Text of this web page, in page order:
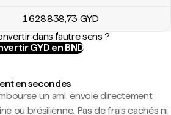
1 628 838,73 GYD
dans l'autre sens ?
GYD en BND
en secondes
un ami, envoie directement
ou brésilienne. Pas de frais cachés ni